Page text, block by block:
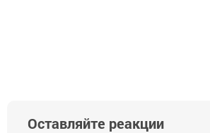
Оставляйте реакции